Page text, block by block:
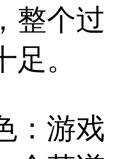
整个过
。
：游戏